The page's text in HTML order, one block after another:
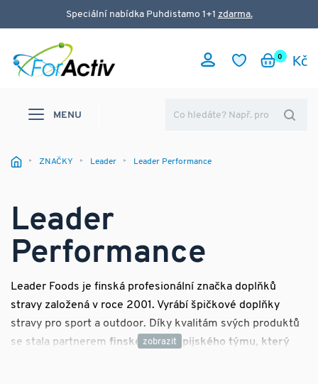
Speciální nabídka Puhdistamo 1+1 zdarma.
0
MENU
ZNAČKY Leader Leader Performance
Leader
Performance
Leader Foods je finská profesionální značka doplňků
stravy založená v roce 2001. Vyrábí špičkové doplňky
stravy pro sport a outdoor. Díky kvalitám svých produktů
se stala partnerem finského olympijského týmu, který